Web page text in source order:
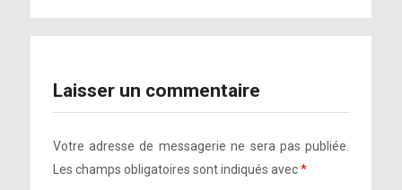
Laisser un commentaire
Votre adresse de messagerie ne sera pas publiée.
Les champs obligatoires sont indiqués avec*